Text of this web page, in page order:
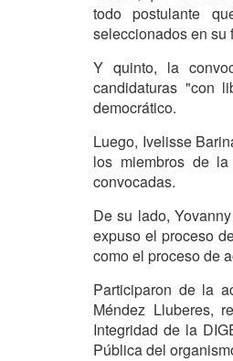
todo postulante
seleccionados en su
Y quinto, la
candidaturas "con
democrático.
Luego, Ivelisse
los miembros de
convocadas.
De su lado,
expuso el proceso
como el proceso de
Participaron de la
Méndez Lluberes,
Integridad de la
Pública del